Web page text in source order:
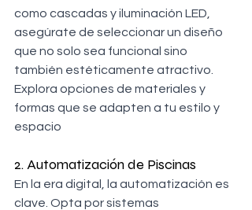
como cascadas y iluminación LED,
asegúrate de seleccionar un diseño
que no solo sea funcional sino
también estéticamente atractivo.
Explora opciones de materiales y
formas que se adapten a tu estilo y
espacio
2. Automatización de Piscinas
En la era digital, la automatización es
clave. Opta por sistemas